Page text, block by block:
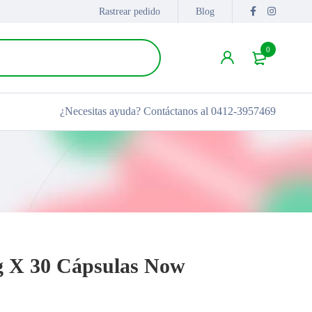
Rastrear pedido Blog
0
¿Necesitas ayuda? Contáctanos al 0412-3957469
30 Cápsulas Now